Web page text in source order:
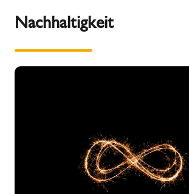
Nachhaltigkeit